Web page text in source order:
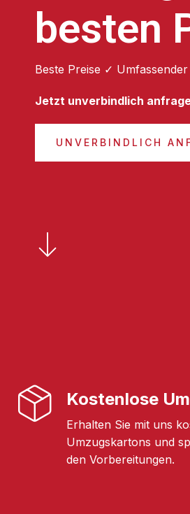
besten
Beste Preise ✓
Jetzt unverbindlich
UNVERBINDLICH
Kostenlose
Erhalten Sie mit uns
Umzugskartons und
den Vorbereitungen.